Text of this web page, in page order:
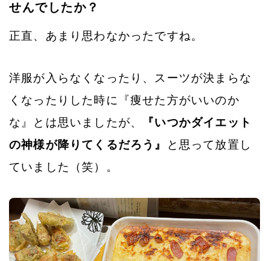
せんでしたか？
正直、あまり思わなかったですね。
洋服が入らなくなったり、スーツが決まらな
くなったりした時に『痩せた方がいいのか
な』とは思いましたが、
『いつかダイエット
の神様が降りてくるだろう』
と思って放置し
ていました（笑）。